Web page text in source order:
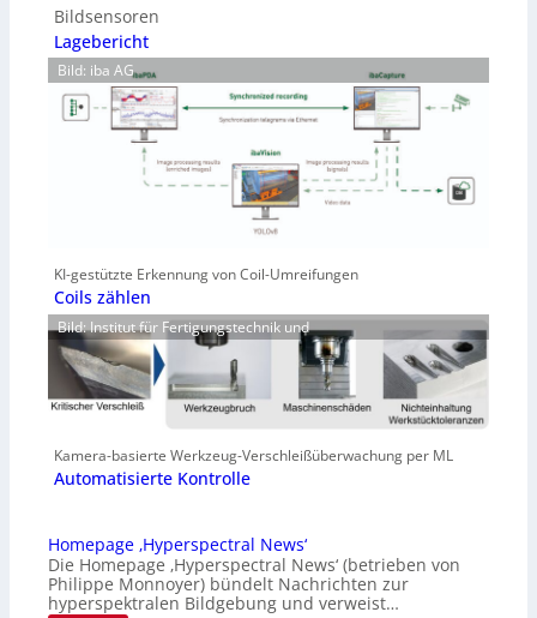
Bildsensoren
Lagebericht
Bild: iba AG
KI-gestützte Erkennung von Coil-Umreifungen
Coils zählen
Bild: Institut für Fertigungstechnik und
Kamera-basierte Werkzeug-Verschleißüberwachung per ML
Automatisierte Kontrolle
Homepage ‚Hyperspectral News‘
Die Homepage ‚Hyperspectral News‘ (betrieben von
Philippe Monnoyer) bündelt Nachrichten zur
hyperspektralen Bildgebung und verweist…